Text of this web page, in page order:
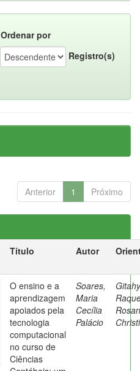
Ordenar por
Registro(s)
Anterior 1 Próximo
Título Autor
O ensino e a
aprendizagem
apoiados pela
tecnologia
computacional
no curso de
Ciências
Soares,
Maria
Cecília
Palácio
Rosan